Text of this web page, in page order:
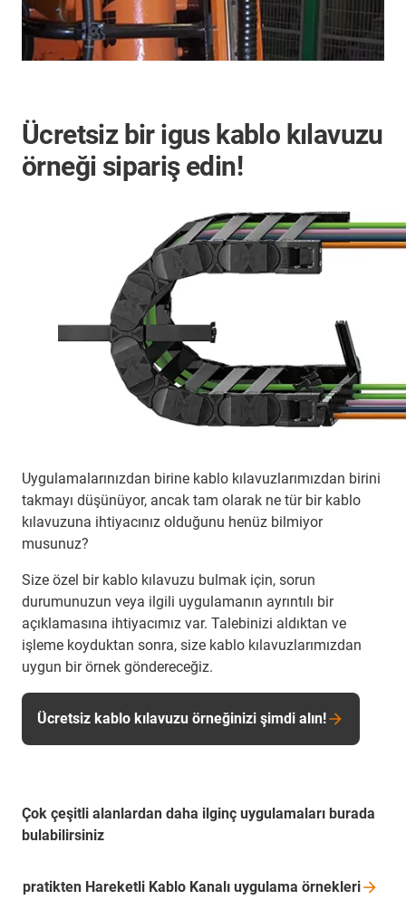
Ücretsiz bir igus kablo kılavuzu
örneği sipariş edin!
Uygulamalarınızdan birine kablo kılavuzlarımızdan birini
takmayı düşünüyor, ancak tam olarak ne tür bir kablo
kılavuzuna ihtiyacınız olduğunu henüz bilmiyor
musunuz?
Size özel bir kablo kılavuzu bulmak için, sorun
durumunuzun veya ilgili uygulamanın ayrıntılı bir
açıklamasına ihtiyacımız var. Talebinizi aldıktan ve
işleme koyduktan sonra, size kablo kılavuzlarımızdan
uygun bir örnek göndereceğiz.
Ücretsiz kablo kılavuzu örneğinizi şimdi alın!
Çok çeşitli alanlardan daha ilginç uygulamaları burada
bulabilirsiniz
pratikten Hareketli Kablo Kanalı uygulama örnekleri